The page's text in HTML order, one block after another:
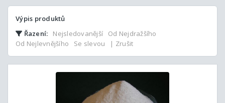
Výpis produktů
Řazení:
Nejsledovanější
Od Nejdražšího
Od Nejlevnějšího
Se slevou | Zrušit